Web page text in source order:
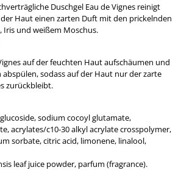
Duschgel Eau de Vignes reinigt
Haut einen zarten Duft mit den prickelnden
Iris und weißem Moschus.
auf der feuchten Haut aufschäumen und
sodass auf der Haut nur der zarte
zurückbleibt.
sodium cocoyl glutamate,
acrylates/c10-30 alkyl acrylate crosspolymer,
sorbate, citric acid, limonene, linalool,
leaf juice powder, parfum (fragrance).